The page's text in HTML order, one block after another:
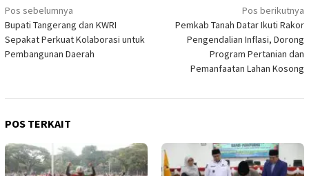
Navigasi
pos
Pos sebelumnya
Bupati Tangerang dan KWRI
Sepakat Perkuat Kolaborasi untuk
Pembangunan Daerah
Pos berikutnya
Pemkab Tanah Datar Ikuti Rakor
Pengendalian Inflasi, Dorong
Program Pertanian dan
Pemanfaatan Lahan Kosong
POS TERKAIT